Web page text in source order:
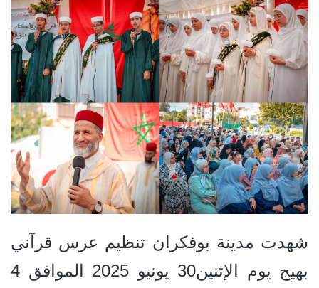
شهدت مدينة بوفكران تنظيم عرس قرآني
بهيج يوم الإثنين30 يونيو 2025 الموافق 4